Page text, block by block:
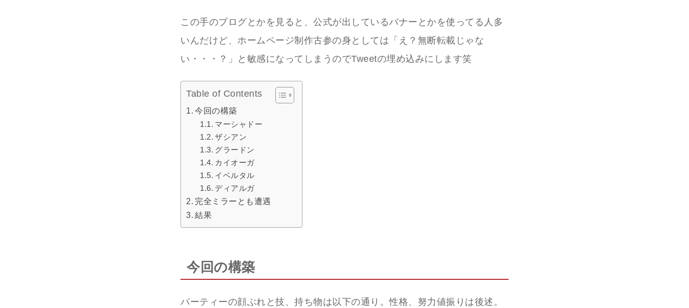
この手のブログとかを見ると、公式が出しているバナーとかを使ってる人多
いんだけど、ホームページ制作古参の身としては「え？無断転載じゃな
い・・・？」と敏感になってしまうのでTweetの埋め込みにします笑
Table of Contents
今回の構築
マーシャドー
ザシアン
グラードン
カイオーガ
イベルタル
ディアルガ
完全ミラーとも遭遇
結果
今回の構築
パーティーの顔ぶれと技、持ち物は以下の通り。性格、努力値振りは後述。